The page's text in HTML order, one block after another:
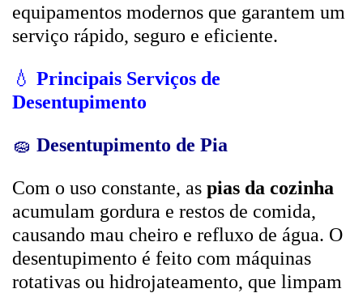
equipamentos modernos que garantem um
serviço rápido, seguro e eficiente.
💧 Principais Serviços de
Desentupimento
🧽 Desentupimento de Pia
Com o uso constante, as pias da cozinha
acumulam gordura e restos de comida,
causando mau cheiro e refluxo de água. O
desentupimento é feito com máquinas
rotativas ou hidrojateamento, que limpam